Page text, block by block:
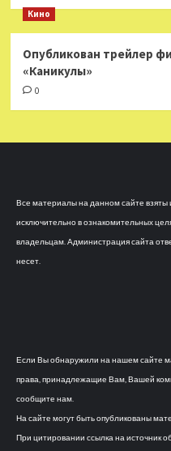
Кино
Опубликован трейлер
«Каникулы»
0
Все материалы на данном сайте взяты
исключительно в ознакомительных
владельцам. Администрация сайта
несет.
Если Вы обнаружили на нашем сайте
права, принадлежащие Вам, Вашей
сообщите нам.
На сайте могут быть опубликованы
При цитировании ссылка на источник